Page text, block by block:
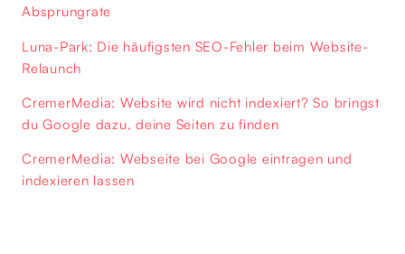
Absprungrate
Luna-Park: Die häufigsten SEO-Fehler beim Website-
Relaunch
CremerMedia: Website wird nicht indexiert? So bringst
du Google dazu, deine Seiten zu finden
CremerMedia: Webseite bei Google eintragen und
indexieren lassen